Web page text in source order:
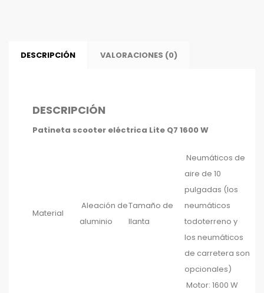
DESCRIPCIÓN VALORACIONES (0)
DESCRIPCIÓN
Patineta scooter eléctrica Lite Q7 1600 W
Material
Aleación de
aluminio
Tamaño de
llanta
Neumáticos de
aire de 10
pulgadas (los
neumáticos
todoterreno y
los neumáticos
de carretera son
opcionales)
Motor: 1600 W